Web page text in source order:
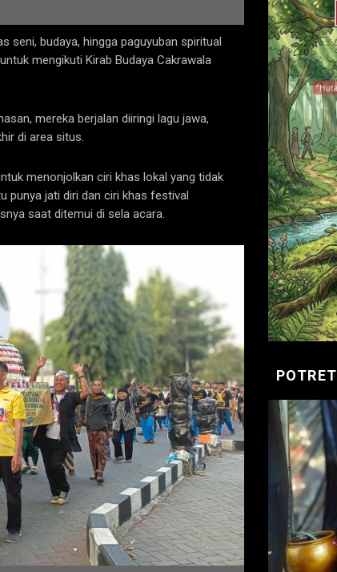
seni, budaya, hingga paguyuban spiritual
mengikuti Kirab Budaya Cakrawala
mereka berjalan diiringi lagu jawa,
di area situs.
menonjolkan ciri khas lokal yang tidak
punya jati diri dan ciri khas festival
saat ditemui di sela acara.
POTRET